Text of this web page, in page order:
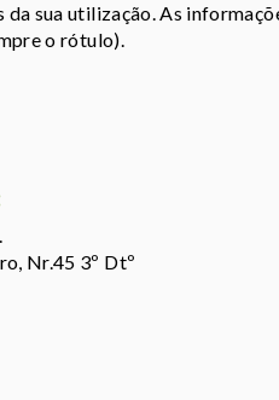
da sua utilização. As
o rótulo).
Nr.45 3º Dtº